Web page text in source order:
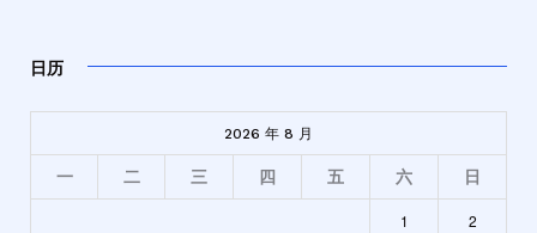
日历
2026 年 8 月
一 二 三 四 五 六 日
1 2